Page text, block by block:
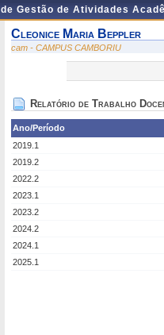
Gestão de Atividades
Cleonice Maria Beppler
cam - CAMPUS CAMBORIU
Relatório de Trabalho
Ano/Período
2019.1
2019.2
2022.2
2023.1
2023.2
2024.2
2024.1
2025.1